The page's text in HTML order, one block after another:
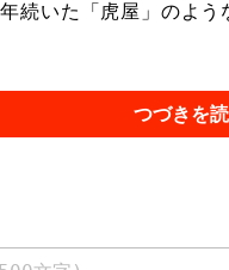
続いた「虎屋」のよ
つづきを